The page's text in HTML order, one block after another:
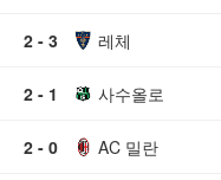
2 - 3 레체
2 - 1 사수올로
2 - 0 AC 밀란